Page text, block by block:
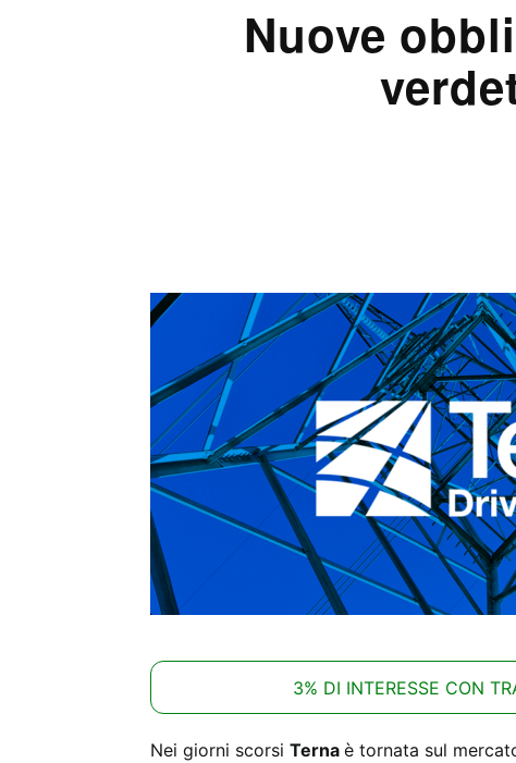
Nuove
3% DI INTERESSE CON
Nei giorni scorsi Terna è tornata sul